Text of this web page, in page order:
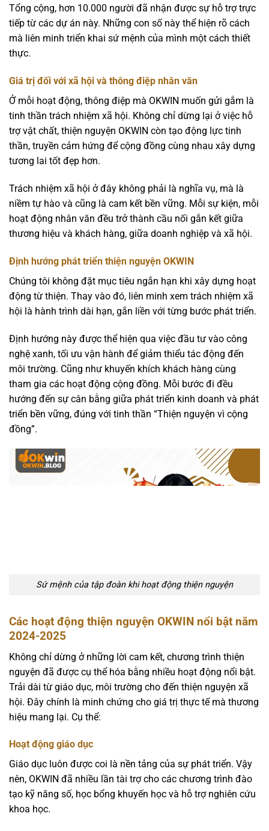
Tổng cộng, hơn 10.000 người đã nhận được sự hỗ trợ trực
tiếp từ các dự án này. Những con số này thể hiện rõ cách
mà liên minh triển khai sứ mệnh của mình một cách thiết
thực.
Giá trị đối với xã hội và thông điệp nhân văn
Ở mỗi hoạt động, thông điệp mà OKWIN muốn gửi gắm là
tinh thần trách nhiệm xã hội. Không chỉ dừng lại ở việc hỗ
trợ vật chất, thiện nguyện OKWIN còn tạo động lực tinh
thần, truyền cảm hứng để cộng đồng cùng nhau xây dựng
tương lai tốt đẹp hơn.
Trách nhiệm xã hội ở đây không phải là nghĩa vụ, mà là
niềm tự hào và cũng là cam kết bền vững. Mỗi sự kiện, mỗi
hoạt động nhân văn đều trở thành cầu nối gắn kết giữa
thương hiệu và khách hàng, giữa doanh nghiệp và xã hội.
Định hướng phát triển thiện nguyện OKWIN
Chúng tôi không đặt mục tiêu ngắn hạn khi xây dựng hoạt
động từ thiện. Thay vào đó, liên minh xem trách nhiệm xã
hội là hành trình dài hạn, gắn liền với từng bước phát triển.
Định hướng này được thể hiện qua việc đầu tư vào công
nghệ xanh, tối ưu vận hành để giảm thiểu tác động đến
môi trường. Cũng như khuyến khích khách hàng cùng
tham gia các hoạt động cộng đồng. Mỗi bước đi đều
hướng đến sự cân bằng giữa phát triển kinh doanh và phát
triển bền vững, đúng với tinh thần “Thiện nguyện vì cộng
đồng”.
Sứ mệnh của tập đoàn khi hoạt động thiện nguyện
Các hoạt động thiện nguyện OKWIN nổi bật năm
2024-2025
Không chỉ dừng ở những lời cam kết, chương trình thiện
nguyện đã được cụ thể hóa bằng nhiều hoạt động nổi bật.
Trải dài từ giáo dục, môi trường cho đến thiện nguyện xã
hội. Đây chính là minh chứng cho giá trị thực tế mà thương
hiệu mang lại. Cụ thể:
Hoạt động giáo dục
Giáo dục luôn được coi là nền tảng của sự phát triển. Vậy
nên, OKWIN đã nhiều lần tài trợ cho các chương trình đào
tạo kỹ năng số, học bổng khuyến học và hỗ trợ nghiên cứu
khoa học.